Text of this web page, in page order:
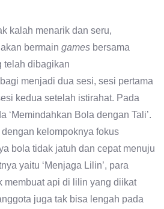
kalah menarik dan seru,
bermain games bersama
telah dibagikan
menjadi dua sesi, sesi pertama
kedua setelah istirahat. Pada
‘Memindahkan Bola dengan Tali’.
kelompoknya fokus
bola tidak jatuh dan cepat menuju
yaitu ‘Menjaga Lilin’, para
membuat api di lilin yang diikat
juga tak bisa lengah pada